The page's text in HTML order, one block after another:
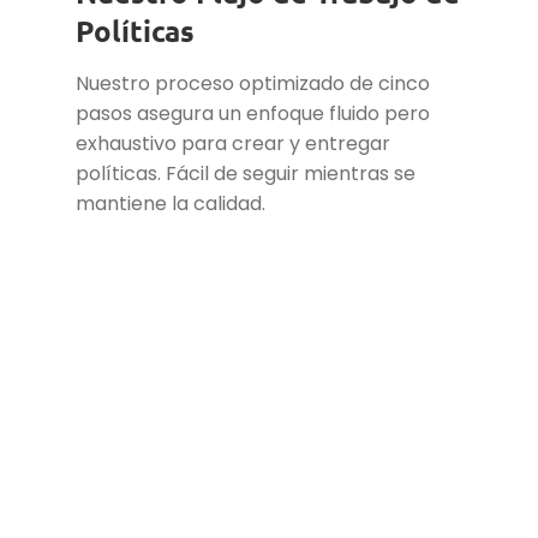
Políticas
Nuestro proceso optimizado de cinco
pasos asegura un enfoque fluido pero
exhaustivo para crear y entregar
políticas. Fácil de seguir mientras se
mantiene la calidad.